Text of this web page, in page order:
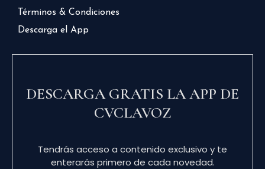
Términos & Condiciones
Descarga el App
DESCARGA GRATIS LA APP DE
CVCLAVOZ
Tendrás acceso a contenido exclusivo y te
enterarás primero de cada novedad.